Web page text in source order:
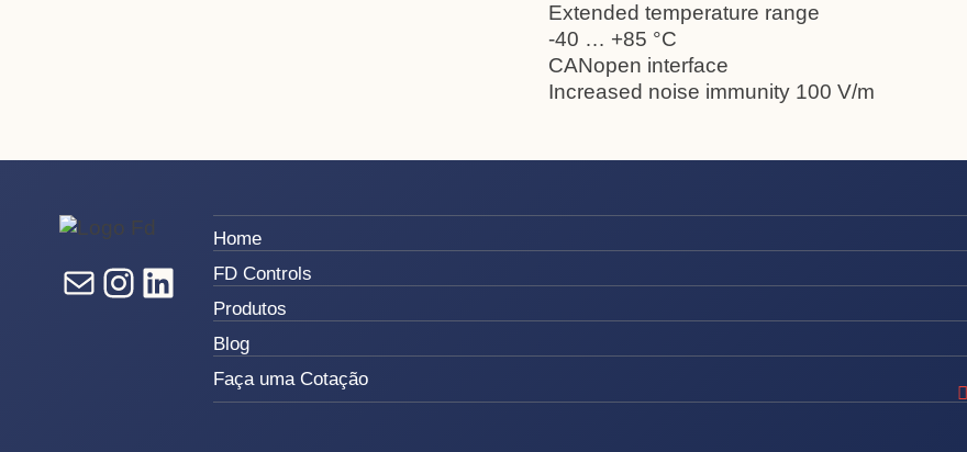
Extended temperature range
-40 … +85 °C
CANopen interface
Increased noise immunity 100 V/m
E-mail Instagram LinkedIn
Home
FD Controls
Produtos
Blog
Faça uma Cotação